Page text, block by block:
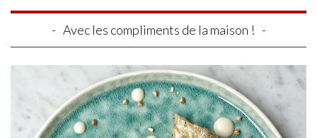
Avec les compliments de la maison !